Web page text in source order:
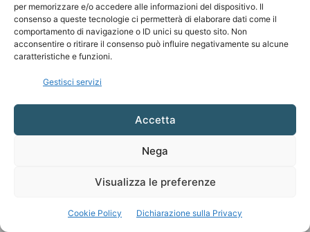
per memorizzare e/o accedere alle informazioni del dispositivo. Il
consenso a queste tecnologie ci permetterà di elaborare dati come il
comportamento di navigazione o ID unici su questo sito. Non
acconsentire o ritirare il consenso può influire negativamente su alcune
caratteristiche e funzioni.
Gestisci servizi
Accetta
Nega
Visualizza le preferenze
Cookie Policy Dichiarazione sulla Privacy